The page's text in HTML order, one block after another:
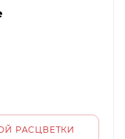
РАСЦВЕТКИ